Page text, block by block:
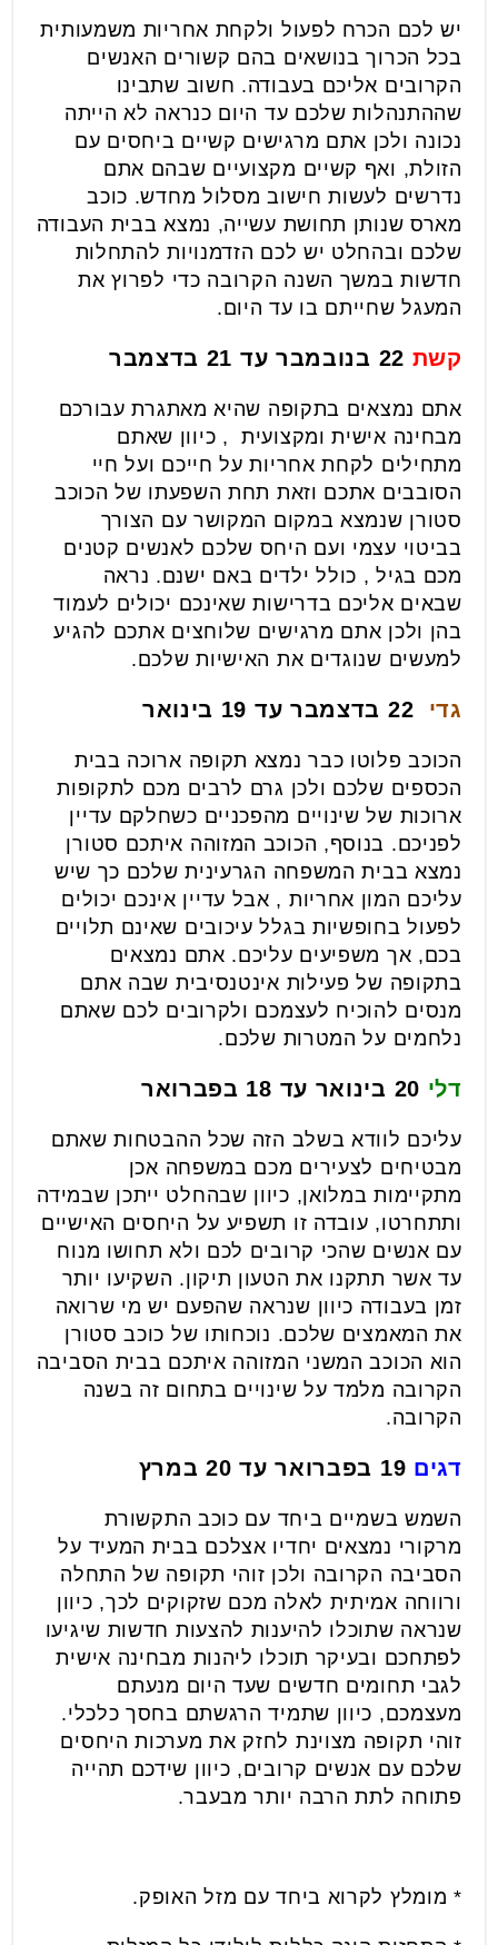
יש לכם הכרח לפעול ולקחת אחריות משמעותית
בכל הכרוך בנושאים בהם קשורים האנשים
הקרובים אליכם בעבודה. חשוב שתבינו
שההתנהלות שלכם עד היום כנראה לא הייתה
נכונה ולכן אתם מרגישים קשיים ביחסים עם
הזולת, ואף קשיים מקצועיים שבהם אתם
נדרשים לעשות חישוב מסלול מחדש. כוכב
מארס שנותן תחושת עשייה, נמצא בבית העבודה
שלכם ובהחלט יש לכם הזדמנויות להתחלות
חדשות במשך השנה הקרובה כדי לפרוץ את
המעגל שחייתם בו עד היום.
קשת
אתם נמצאים בתקופה שהיא מאתגרת עבורכם
מבחינה אישית ומקצועית , כיוון שאתם
מתחילים לקחת אחריות על חייכם ועל חיי
הסובבים אתכם וזאת תחת השפעתו של הכוכב
סטורן שנמצא במקום המקושר עם הצורך
בביטוי עצמי ועם היחס שלכם לאנשים קטנים
מכם בגיל , כולל ילדים באם ישנם. נראה
שבאים אליכם בדרישות שאינכם יכולים לעמוד
בהן ולכן אתם מרגישים שלוחצים אתכם להגיע
למעשים שנוגדים את האישיות שלכם.
גדי
הכוכב פלוטו כבר נמצא תקופה ארוכה בבית
הכספים שלכם ולכן גרם לרבים מכם לתקופות
ארוכות של שינויים מהפכניים כשחלקם עדיין
לפניכם. בנוסף, הכוכב המזוהה איתכם סטורן
נמצא בבית המשפחה הגרעינית שלכם כך שיש
עליכם המון אחריות , אבל עדיין אינכם יכולים
לפעול בחופשיות בגלל עיכובים שאינם תלויים
בכם, אך משפיעים עליכם. אתם נמצאים
בתקופה של פעילות אינטנסיבית שבה אתם
מנסים להוכיח לעצמכם ולקרובים לכם שאתם
נלחמים על המטרות שלכם.
דלי
עליכם לוודא בשלב הזה שכל ההבטחות שאתם
מבטיחים לצעירים מכם במשפחה אכן
מתקיימות במלואן, כיוון שבהחלט ייתכן שבמידה
ותתחרטו, עובדה זו תשפיע על היחסים האישיים
עם אנשים שהכי קרובים לכם ולא תחושו מנוח
עד אשר תתקנו את הטעון תיקון. השקיעו יותר
זמן בעבודה כיוון שנראה שהפעם יש מי שרואה
את המאמצים שלכם. נוכחותו של כוכב סטורן
הוא הכוכב המשני המזוהה איתכם בבית הסביבה
הקרובה מלמד על שינויים בתחום זה בשנה
הקרובה.
דגים
השמש בשמיים ביחד עם כוכב התקשורת
מרקורי נמצאים יחדיו אצלכם בבית המעיד על
הסביבה הקרובה ולכן זוהי תקופה של התחלה
ורווחה אמיתית לאלה מכם שזקוקים לכך, כיוון
שנראה שתוכלו להיענות להצעות חדשות שיגיעו
לפתחכם ובעיקר תוכלו ליהנות מבחינה אישית
לגבי תחומים חדשים שעד היום מנעתם
מעצמכם, כיוון שתמיד הרגשתם בחסך כלכלי.
זוהי תקופה מצוינת לחזק את מערכות היחסים
שלכם עם אנשים קרובים, כיוון שידכם תהייה
פתוחה לתת הרבה יותר מבעבר.
* מומלץ לקרוא ביחד עם מזל האופק.